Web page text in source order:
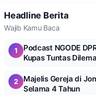
Headline Berita
Wajib Kamu Baca
1
Podcast NGODE
Kupas Tuntas
2
Majelis Gereja di
Selama 4 Tahun